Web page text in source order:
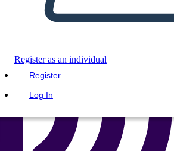
Register as an individual
Register
Log In